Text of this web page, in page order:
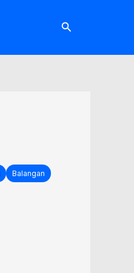
Cari
Balangan